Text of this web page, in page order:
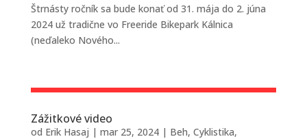
Štrnásty ročník sa bude konať od 31. mája do 2. júna
2024 už tradične vo Freeride Bikepark Kálnica
(neďaleko Nového...
Zážitkové video
od Erik Hasaj | mar 25, 2024| Beh, Cyklistika,